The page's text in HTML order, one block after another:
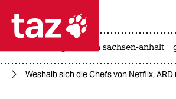
 taz zahl ich
taz zahl ich
landtagswahl in sachsen-anhalt
Weshalb sich die Chefs von Netflix,